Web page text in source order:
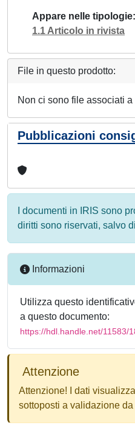
Appare nelle tipologie
1.1 Articolo in rivista
File in questo prodotto:
Non ci sono file associati
Pubblicazioni
I documenti in IRIS sono
diritti sono riservati, salvo
Informazioni
Utilizza questo
a questo documento:
https://hdl.handle.net/11583/
Attenzione
Attenzione! I dati
sottoposti a validazione